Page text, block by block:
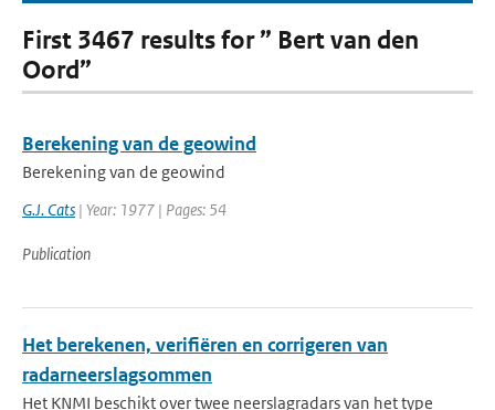
First 3467 results for ” Bert van den
Oord”
Berekening van de geowind
Berekening van de geowind
G.J. Cats | Year: 1977 | Pages: 54
Publication
Het berekenen, verifiëren en corrigeren van
radarneerslagsommen
Het KNMI beschikt over twee neerslagradars van het type